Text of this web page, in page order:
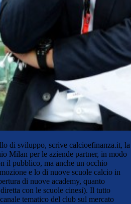
di sviluppo, scrive calcioefinanza.it, la
Milan per le aziende partner, in modo
il pubblico, ma anche un occhio
e lo di nuove scuole calcio in
di nuove academy, quanto
con le scuole cinesi). Il tutto
tematico del club sul mercato